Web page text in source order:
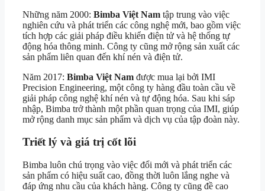
Những năm 2000: Bimba Việt Nam tập trung vào việc
nghiên cứu và phát triển các công nghệ mới, bao gồm việc
tích hợp các giải pháp điều khiển điện tử và hệ thống tự
động hóa thông minh. Công ty cũng mở rộng sản xuất các
sản phẩm liên quan đến khí nén và điện tử.
Năm 2017: Bimba Việt Nam được mua lại bởi IMI
Precision Engineering, một công ty hàng đầu toàn cầu về
giải pháp công nghệ khí nén và tự động hóa. Sau khi sáp
nhập, Bimba trở thành một phần quan trọng của IMI, giúp
mở rộng danh mục sản phẩm và dịch vụ của tập đoàn này.
Triết lý và giá trị cốt lõi
Bimba luôn chú trọng vào việc đổi mới và phát triển các
sản phẩm có hiệu suất cao, đồng thời luôn lắng nghe và
đáp ứng nhu cầu của khách hàng. Công ty cũng đề cao